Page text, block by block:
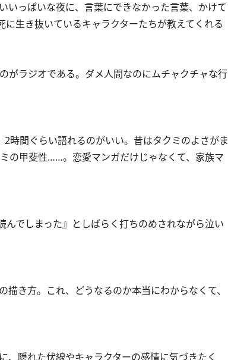
いっぱいな夜に、言葉にできなかった言葉、かけて
生き抜いているキャラクターたちが教えてくれる
がラジオである。ダメ人間なのにムチャクチャな行
時間ぐらい語れるのがいい。昔はタクミのよさがま
の甲斐性……。恋愛マンガだけじゃなくて、家族マ
んでしまった』としばらく打ちのめされながら泣い
き方。これ、どうなるのか本当にわからなくて、
、隠れた伏線やキャラクターの感情に気づきたく